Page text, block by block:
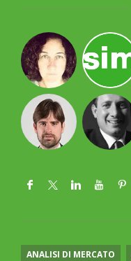
ANALISI DI MERCATO